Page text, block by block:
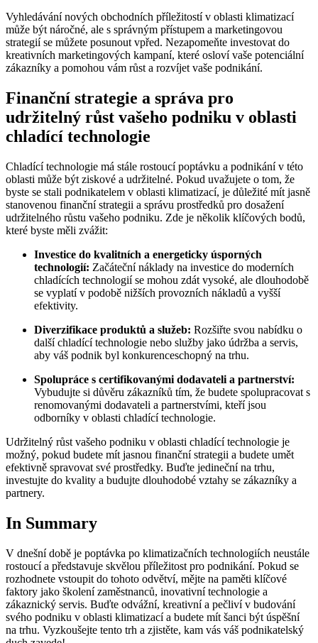
Vyhledávání nových obchodních příležitostí v oblasti klimatizací
může být náročné, ale s správným přístupem a marketingovou
strategií se můžete posunout vpřed. Nezapomeňte investovat do
kreativních marketingových kampaní, které osloví vaše potenciální
zákazníky a pomohou vám růst a rozvíjet vaše podnikání.
Finanční strategie a správa pro
udržitelný růst vašeho podniku v oblasti
chladící technologie
Chladící technologie má stále rostoucí poptávku a podnikání v této
oblasti může být ziskové a udržitelné. Pokud uvažujete o tom, že
byste se stali podnikatelem v oblasti klimatizací, je důležité mít jasně
stanovenou finanční strategii a správu prostředků pro dosažení
udržitelného růstu vašeho podniku. Zde je několik klíčových bodů,
které byste měli zvážit:
Investice do kvalitních a energeticky úsporných
technologií: Začáteční náklady na investice do moderních
chladících technologií se mohou zdát vysoké, ale dlouhodobě
se vyplatí v podobě nižších provozních nákladů a vyšší
efektivity.
Diverzifikace produktů a služeb: Rozšiřte svou nabídku o
další chladící technologie nebo služby jako údržba a servis,
aby váš podnik byl konkurenceschopný na trhu.
Spolupráce s certifikovanými dodavateli a partnerství:
Vybudujte si důvěru zákazníků tím, že budete spolupracovat s
renomovanými dodavateli a partnerstvími, kteří jsou
odborníky v oblasti chladící technologie.
Udržitelný růst vašeho podniku v oblasti chladící technologie je
možný, pokud budete mít jasnou finanční strategii a budete umět
efektivně spravovat své prostředky. Buďte jedineční na trhu,
investujte do kvality a budujte dlouhodobé vztahy se zákazníky a
partnery.
In Summary
V dnešní době je poptávka po klimatizačních technologiích neustále
rostoucí a představuje skvělou příležitost pro podnikání. Pokud se
rozhodnete vstoupit do tohoto odvětví, mějte na paměti klíčové
faktory jako školení zaměstnanců, inovativní technologie a
zákaznický servis. Buďte odvážní, kreativní a pečliví v budování
svého podniku v oblasti klimatizací a budete mít šanci být úspěšní
na trhu. Vyzkoušejte tento trh a zjistěte, kam vás váš podnikatelský